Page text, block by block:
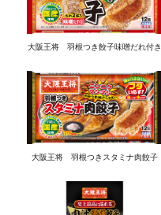
大阪王将 羽根つき餃子味噌だれ付き
大阪王将 羽根つきスタミナ肉餃子